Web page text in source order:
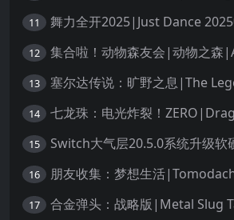
11 舞力全开2025|Just Dance
12
13
14
15 Switch大气层20.5.0系统升级软
16
17 合金弹头：战略版|Metal Slug